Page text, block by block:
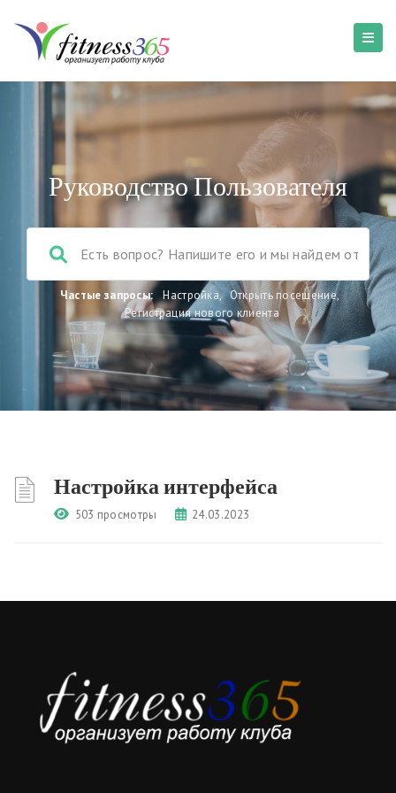
Руководство Пользователя
Частые запросы: Настройка, Открыть посещение,
Регистрация нового клиента
Настройка интерфейса
503 просмотры 24.03.2023